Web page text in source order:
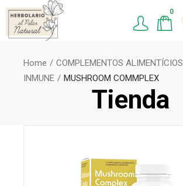
0
Tienda
Home COMPLEMENTOS ALIMENTÍCIOS
INMUNE
MUSHROOM COMMPLEX